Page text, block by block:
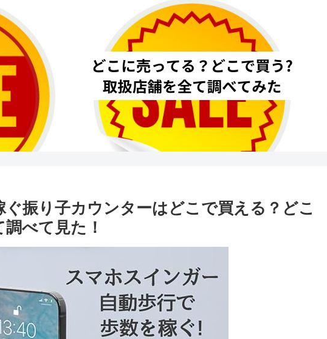
振り子カウンターはどこで買える？どこ
べて見た！